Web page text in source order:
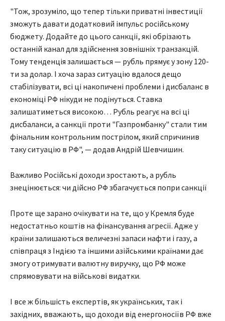
"Тож, зрозуміло, що тепер тільки приватні інвестиції
зможуть давати додатковий імпульс російському
бюджету. Додайте до цього санкції, які обрізають
останній канал для здійснення зовнішніх транзакцій.
Тому тенденція залишається — рубль прямує у зону 120-
ти за долар. І хоча зараз ситуацію вдалося дещо
стабілізувати, всі ці накопичені проблеми і дисбаланс в
економіці РФ нікуди не подінуться. Ставка
залишатиметься високою… Рубль реагує на всі ці
дисбаланси, а санкції проти "Газпромбанку" стали тим
фінальним контрольним пострілом, який спричинив
таку ситуацію в РФ", — додав Андрій Шевчишин.
Важливо Російські доходи зростають, а рубль
знецінюється: чи дійсно РФ збагачується попри санкції
Проте ще зарано очікувати на те, що у Кремля буде
недостатньо коштів на фінансування агресії. Адже у
країни залишаються величезні запаси нафти і газу, а
співпраця з Індією та іншими азійськими країнами дає
змогу отримувати валютну виручку, що РФ може
спрямовувати на військові видатки.
І все ж більшість експертів, як українських, так і
західних, вважають, що доходи від енергоносіїв РФ вже